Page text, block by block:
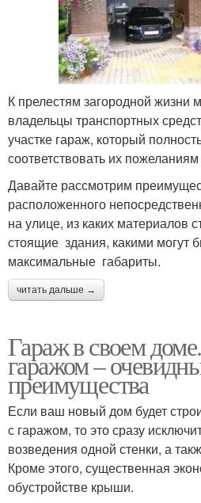
К прелестям загородной жизни
владельцы транспортных
участке гараж, который
соответствовать их
Давайте рассмотрим
расположенного
на улице, из каких материалов
стоящие здания, какими могут
максимальные габариты.
читать дальше →
Гараж в своем
гаражом –
преимущества
Если ваш новый дом будет
с гаражом, то это сразу
возведения одной стенки, а
Кроме этого, существенная
обустройстве крыши.